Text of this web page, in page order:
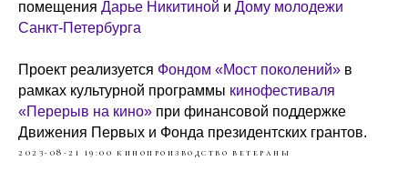
помещения Дарье Никитиной и Дому молодежи
Санкт-Петербурга
Проект реализуется Фондом «Мост поколений» в
рамках культурной программы кинофестиваля
«Перерыв на кино» при финансовой поддержке
Движения Первых и Фонда президентских грантов.
2023-08-21 19:00 кинопроизводство ветераны